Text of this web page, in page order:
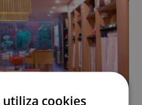
utiliza cookies